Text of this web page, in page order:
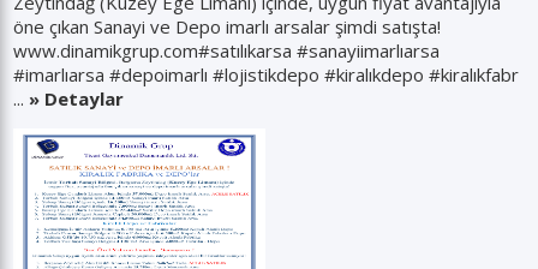
öne çıkan Sanayi ve Depo imarlı arsalar şimdi satışta!
www.dinamikgrup.com#satılıkarsa #sanayiimarlıarsa
#imarlıarsa #depoimarlı #lojistikdepo #kiralıkdepo #kiralıkfabr
... » Detaylar